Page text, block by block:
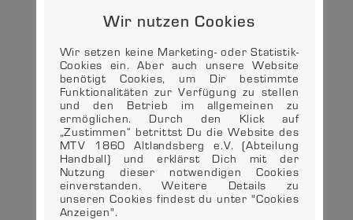
Wir nutzen Cookies
Wir setzen keine Marketing- oder Statistik-
Cookies ein. Aber auch unsere Website
benötigt Cookies, um Dir bestimmte
Funktionalitäten zur Verfügung zu stellen
und den Betrieb im allgemeinen zu
ermöglichen. Durch den Klick auf
„Zustimmen“ betrittst Du die Website des
MTV 1860 Altlandsberg e.V. (Abteilung
Handball) und erklärst Dich mit der
Nutzung dieser notwendigen Cookies
einverstanden. Weitere Details zu
unseren Cookies findest du unter "Cookies
Anzeigen".